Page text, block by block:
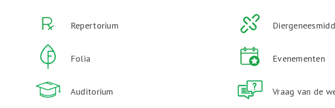
Repertorium
Folia Evenementen
Auditorium Vraag van de